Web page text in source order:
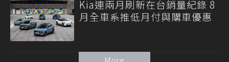
Kia連兩月刷新在台銷量紀錄 8
月全車系推低月付與購車優惠
More